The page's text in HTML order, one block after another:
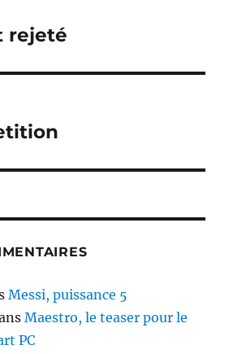
rejeté
Messi, puissance 5
Maestro, le teaser pour le
PC